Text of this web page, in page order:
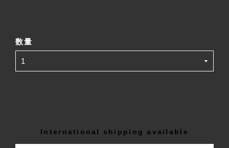
数量
International shipping available